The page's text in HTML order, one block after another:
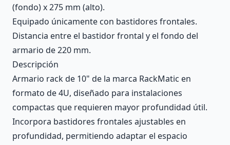
(fondo) x 275 mm (alto).
Equipado únicamente con bastidores frontales.
Distancia entre el bastidor frontal y el fondo del
armario de 220 mm.
Descripción
Armario rack de 10" de la marca RackMatic en
formato de 4U, diseñado para instalaciones
compactas que requieren mayor profundidad útil.
Incorpora bastidores frontales ajustables en
profundidad, permitiendo adaptar el espacio